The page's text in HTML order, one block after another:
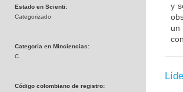
Estado en Scienti:
Categorizado
Categoría en Minciencias:
C
Código colombiano de registro:
y
un